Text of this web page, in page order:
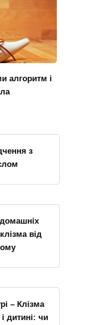
алгоритм і
з
від
– Клізма
дитині: чи